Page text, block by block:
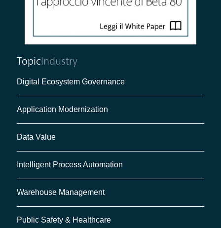
TopicIndustry
Digital Ecosystem Governance
Application Modernization
Data Value
Intelligent Process Automation
Warehouse Management
Public Safety & Healthcare